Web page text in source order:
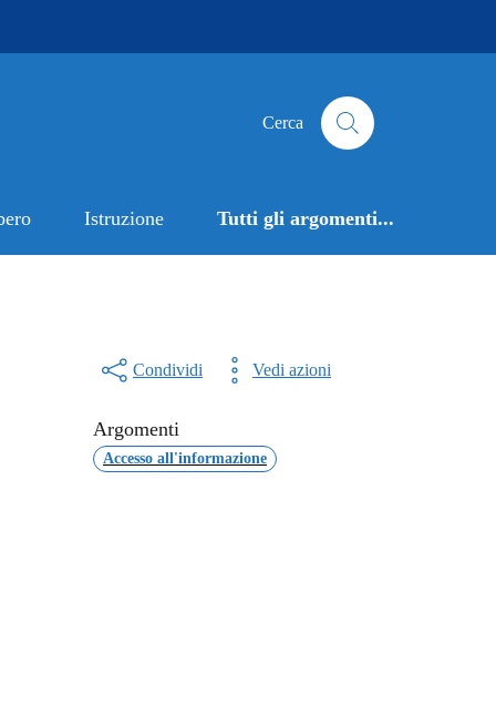
Cerca
Istruzione Tutti gli argomenti...
Condividi Vedi azioni
Argomenti
Accesso all'informazione